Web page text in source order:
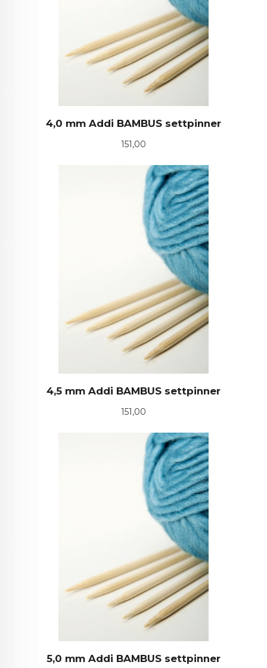
4,0 mm Addi BAMBUS settpinner
Pris
151,00
4,5 mm Addi BAMBUS settpinner
Pris
151,00
5,0 mm Addi BAMBUS settpinner